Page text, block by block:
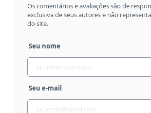
Os comentários e avaliações são de
exclusiva de seus autores e não
do site.
Seu nome
Seu e-mail